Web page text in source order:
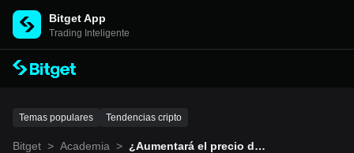
Bitget App
Trading Inteligente
Temas populares Tendencias cripto
Bitget > Academia > ¿Aumentará el precio de P